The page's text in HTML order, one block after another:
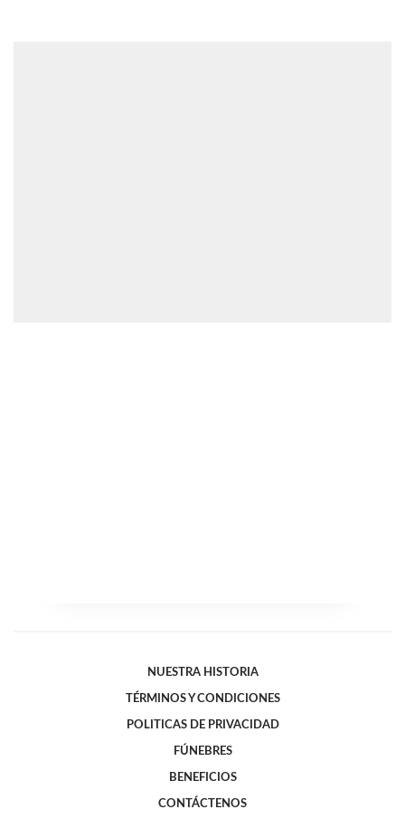
NUESTRA HISTORIA
TÉRMINOS Y CONDICIONES
POLITICAS DE PRIVACIDAD
FÚNEBRES
BENEFICIOS
CONTÁCTENOS